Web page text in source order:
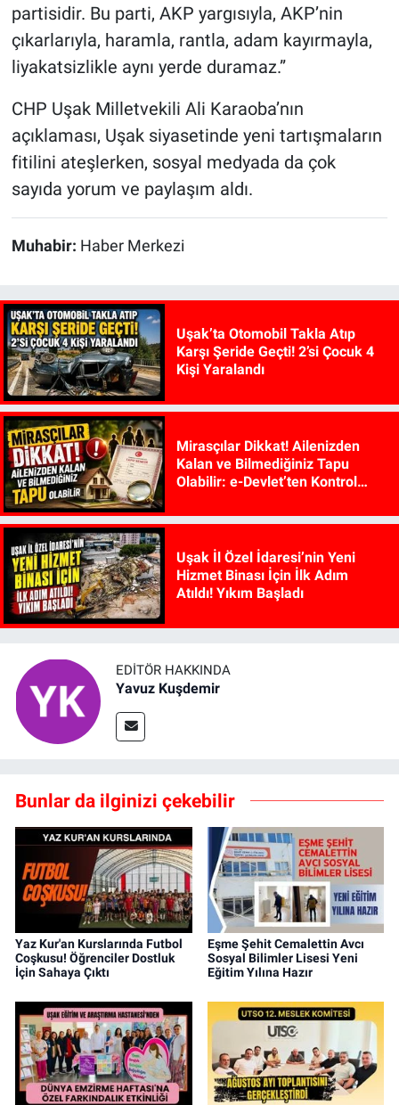
partisidir. Bu parti, AKP yargısıyla, AKP’nin
çıkarlarıyla, haramla, rantla, adam kayırmayla,
liyakatsizlikle aynı yerde duramaz.”
CHP Uşak Milletvekili Ali Karaoba’nın
açıklaması, Uşak siyasetinde yeni tartışmaların
fitilini ateşlerken, sosyal medyada da çok
sayıda yorum ve paylaşım aldı.
Muhabir: Haber Merkezi
Uşak’ta Otomobil Takla Atıp
Karşı Şeride Geçti! 2’si Çocuk 4
Kişi Yaralandı
Mirasçılar Dikkat! Ailenizden
Kalan ve Bilmediğiniz Tapu
Olabilir: e-Devlet’ten Kontrol
Uşak İl Özel İdaresi’nin Yeni
Hizmet Binası İçin İlk Adım
Atıldı! Yıkım Başladı
EDITÖR HAKKINDA
Yavuz Kuşdemir
Bunlar da ilginizi çekebilir
Yaz Kur'an Kurslarında Futbol
Coşkusu! Öğrenciler Dostluk
İçin Sahaya Çıktı
Eşme Şehit Cemalettin Avcı
Sosyal Bilimler Lisesi Yeni
Eğitim Yılına Hazır